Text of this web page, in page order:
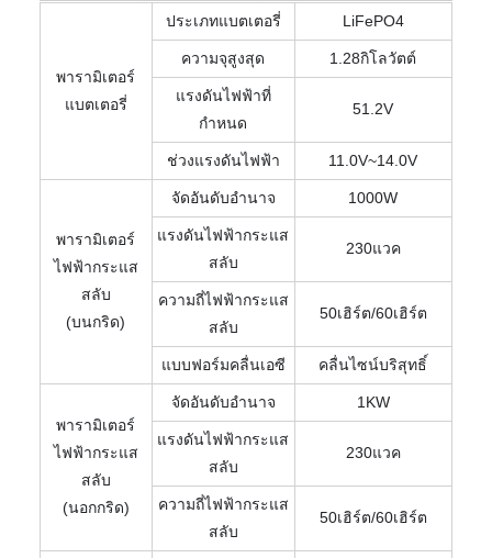
พารามิเตอร์
แบตเตอรี่
ประเภทแบตเตอรี่ LiFePO4
ความจุสูงสุด 1.28กิโลวัตต์
แรงดันไฟฟ้าที่
กำหนด
51.2V
ช่วงแรงดันไฟฟ้า 11.0V~14.0V
พารามิเตอร์
ไฟฟ้ากระแส
สลับ
(บนกริด)
จัดอันดับอำนาจ 1000W
แรงดันไฟฟ้ากระแส
สลับ
230แวค
ความถี่ไฟฟ้ากระแส
สลับ
50เฮิร์ต/60เฮิร์ต
แบบฟอร์มคลื่นเอซี คลื่นไซน์บริสุทธิ์
พารามิเตอร์
ไฟฟ้ากระแส
สลับ
(นอกกริด)
จัดอันดับอำนาจ 1KW
แรงดันไฟฟ้ากระแส
สลับ
230แวค
ความถี่ไฟฟ้ากระแส
สลับ
50เฮิร์ต/60เฮิร์ต